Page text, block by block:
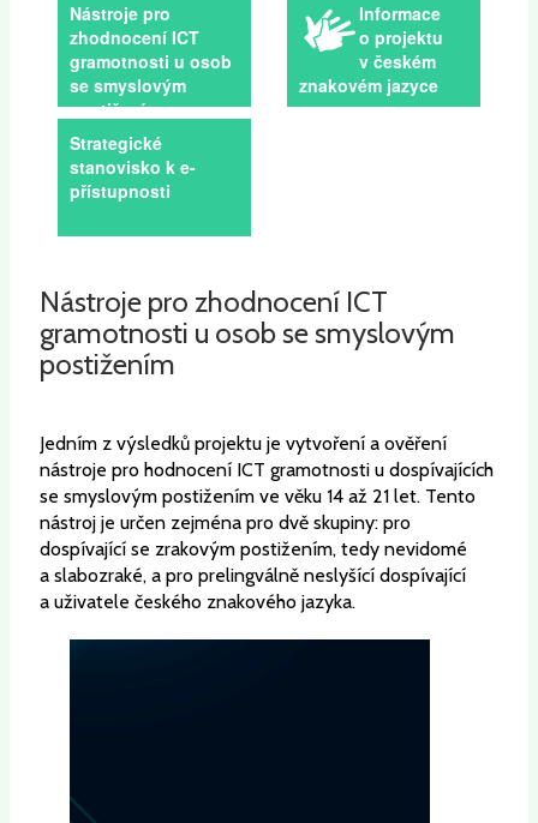
Nástroje pro
zhodnocení ICT
gramotnosti u osob
se smyslovým
postižením
Informace
o projektu
v českém
znakovém jazyce
Strategické
stanovisko k e-
přístupnosti
Nástroje pro zhodnocení ICT
gramotnosti u osob se smyslovým
postižením
Jedním z výsledků projektu je vytvoření a ověření
nástroje pro hodnocení ICT gramotnosti u dospívajících
se smyslovým postižením ve věku 14 až 21 let. Tento
nástroj je určen zejména pro dvě skupiny: pro
dospívající se zrakovým postižením, tedy nevidomé
a slabozraké, a pro prelingválně neslyšící dospívající
a uživatele českého znakového jazyka.